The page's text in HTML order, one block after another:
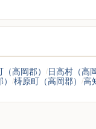
高岡郡） 日高村（高
梼原町（高岡郡） 高